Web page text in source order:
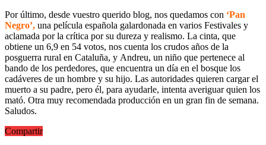
Por último, desde vuestro querido blog, nos quedamos con ‘Pan
Negro’, una película española galardonada en varios Festivales y
aclamada por la crítica por su dureza y realismo. La cinta, que
obtiene un 6,9 en 54 votos, nos cuenta los crudos años de la
posguerra rural en Cataluña, y Andreu, un niño que pertenece al
bando de los perdedores, que encuentra un día en el bosque los
cadáveres de un hombre y su hijo. Las autoridades quieren cargar el
muerto a su padre, pero él, para ayudarle, intenta averiguar quien los
mató. Otra muy recomendada producción en un gran fin de semana.
Saludos.
Compartir